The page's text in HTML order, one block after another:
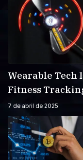
Wearable Tech
Fitness
7 de abril de 2025